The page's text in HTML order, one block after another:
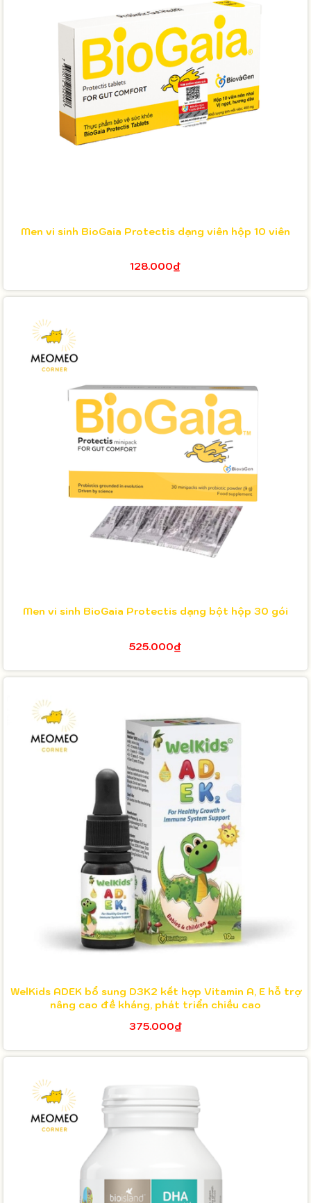
Men vi sinh BioGaia Protectis dạng viên hộp 10 viên
128.000₫
Men vi sinh BioGaia Protectis dạng bột hộp 30 gói
525.000₫
WelKids ADEK bổ sung D3K2 kết hợp Vitamin A, E hỗ trợ
nâng cao đề kháng, phát triển chiều cao
375.000₫